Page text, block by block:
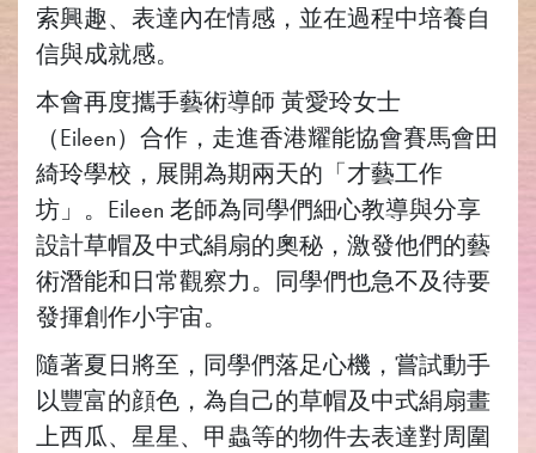
索興趣、表達內在情感，並在過程中培養自
信與成就感。
本會再度攜手藝術導師 黃愛玲女士
（Eileen）合作，走進香港耀能協會賽馬會田
綺玲學校，展開為期兩天的「才藝工作
坊」。Eileen 老師為同學們細心教導與分享
設計草帽及中式絹扇的奧秘，激發他們的藝
術潛能和日常觀察力。同學們也急不及待要
發揮創作小宇宙。
隨著夏日將至，同學們落足心機，嘗試動手
以豐富的顔色，為自己的草帽及中式絹扇畫
上西瓜、星星、甲蟲等的物件去表達對周圍